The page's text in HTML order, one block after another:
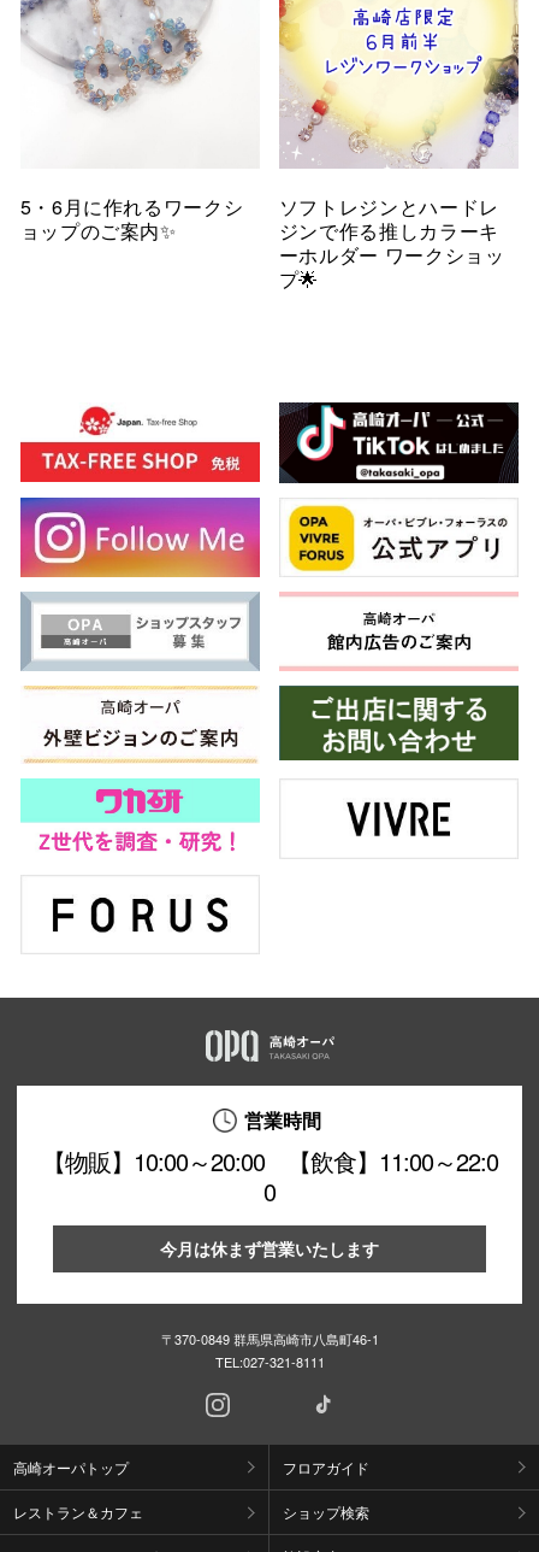
5・6月に作れるワークシ
ョップのご案内✨
ソフトレジンとハードレ
ジンで作る推しカラーキ
ーホルダー ワークショッ
プ🌟
営業時間
【物販】10:00～20:00 【飲食】11:00～22:0
0
今月は休まず営業いたします
〒370-0849 群馬県高崎市八島町46-1
TEL:027-321-8111
高崎オーパトップ フロアガイド
レストラン＆カフェ ショップ検索